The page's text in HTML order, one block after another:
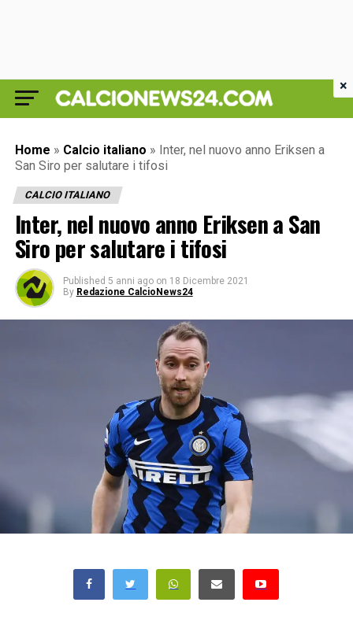
Home » Calcio italiano » Inter, nel nuovo anno Eriksen a
San Siro per salutare i tifosi
CALCIO ITALIANO
Inter, nel nuovo anno Eriksen a San
Siro per salutare i tifosi
Published 5 anni ago on 18 Dicembre 2021
By Redazione CalcioNews24
×